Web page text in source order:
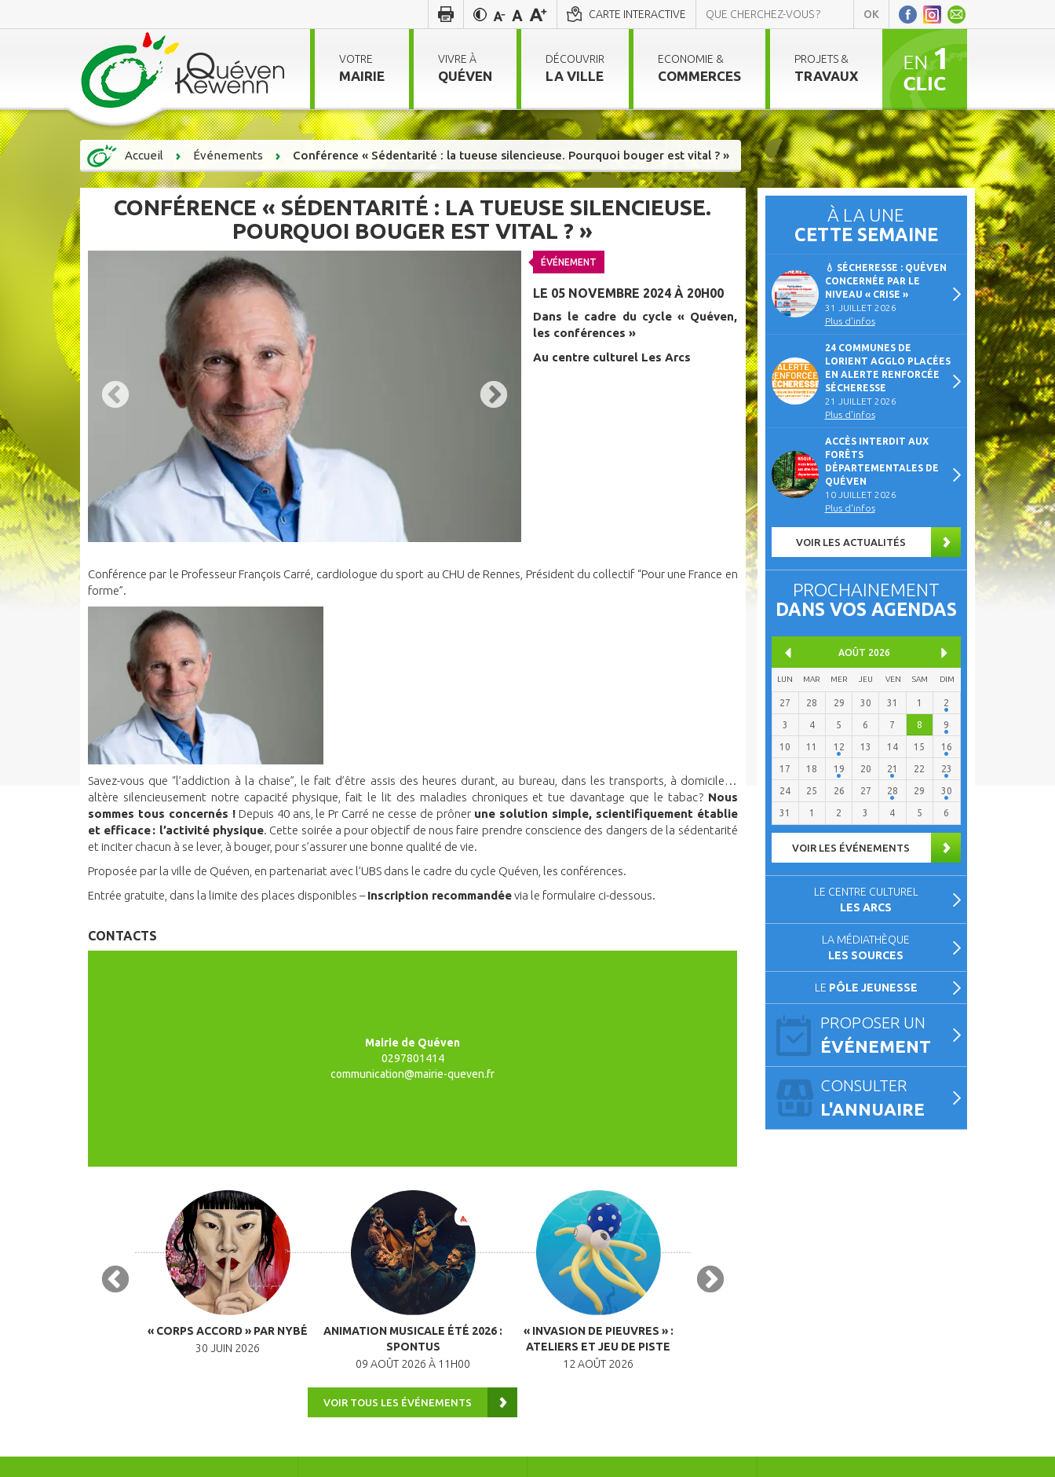
CARTE INTERACTIVE
VOTRE
MAIRIE
VIVRE À
QUÉVEN
DÉCOUVRIR
LA VILLE
ECONOMIE &
COMMERCES
PROJETS &
TRAVAUX
Accueil Événements Conférence « Sédentarité : la tueuse silencieuse. Pourquoi bouger est vital ? »
À LA UNE
CETTE SEMAINE
💧 SÉCHERESSE : QUÉVEN
CONCERNÉE PAR LE
NIVEAU « CRISE »
31 JUILLET 2026
Plus d'infos
24 COMMUNES DE
LORIENT AGGLO PLACÉES
EN ALERTE RENFORCÉE
SÉCHERESSE
21 JUILLET 2026
Plus d'infos
ACCÈS INTERDIT AUX
FORÊTS
DÉPARTEMENTALES DE
QUÉVEN
10 JUILLET 2026
Plus d'infos
VOIR LES ACTUALITÉS
PROCHAINEMENT
DANS VOS AGENDAS
AOÛT 2026
LUN MAR MER JEU VEN SAM DIM
27 28 29 30 31 1 2
3 4 5 6 7 8 9
10 11 12 13 14 15 16
17 18 19 20 21 22 23
24 25 26 27 28 29 30
31 1 2 3 4 5 6
VOIR LES ÉVÉNEMENTS
LE CENTRE CULTUREL
LES ARCS
LA MÉDIATHÈQUE
LES SOURCES
LE PÔLE JEUNESSE
PROPOSER UN
ÉVÉNEMENT
CONSULTER
L'ANNUAIRE
CONFÉRENCE « SÉDENTARITÉ : LA TUEUSE SILENCIEUSE.
POURQUOI BOUGER EST VITAL ? »
ÉVÉNEMENT
LE 05 NOVEMBRE 2024 À 20H00
Dans le cadre du cycle « Quéven,
les conférences »
Au centre culturel Les Arcs
Conférence par le Professeur François Carré, cardiologue du sport au CHU de Rennes, Président du collectif “Pour une France en
forme”.
Savez-vous que “l’addiction à la chaise”, le fait d’être assis des heures durant, au bureau, dans les transports, à domicile…
altère silencieusement notre capacité physique, fait le lit des maladies chroniques et tue davantage que le tabac ? Nous
sommes tous concernés !Depuis 40 ans, le Pr Carré ne cesse de prôner une solution simple, scientifiquement établie
et efficace : l’activité physique. Cette soirée a pour objectif de nous faire prendre conscience des dangers de la sédentarité
et inciter chacun à se lever, à bouger, pour s’assurer une bonne qualité de vie.
Proposée par la ville de Quéven, en partenariat avec l’UBS dans le cadre du cycle Quéven, les conférences.
Entrée gratuite, dans la limite des places disponibles –Inscription recommandéevia le formulaire ci-dessous.
CONTACTS
Mairie de Quéven
0297801414
communication@mairie-queven.fr
« CORPS ACCORD » PAR NYBÉ
30 JUIN 2026
ANIMATION MUSICALE ÉTÉ 2026 :
SPONTUS
09 AOÛT 2026 À 11H00
« INVASION DE PIEUVRES » :
ATELIERS ET JEU DE PISTE
12 AOÛT 2026
VOIR TOUS LES ÉVÉNEMENTS